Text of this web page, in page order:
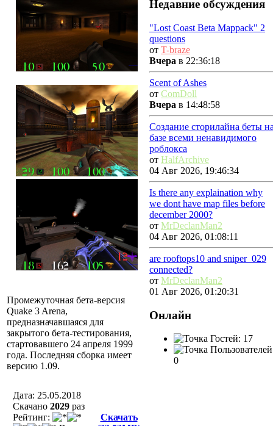
Промежуточная бета-версия
Quake 3 Arena,
предназначавшаяся для
закрытого бета-тестирования,
стартовавшего 24 апреля 1999
года. Последняя сборка имеет
версию 1.09.
Дата: 25.05.2018
Скачано 2029 раз
Рейтинг:
Скачать
Недавние обсуждения
"Lost Coast Beta Mappack" 2
questions
от T-braze
Вчера в 22:36:18
Scent of Ashes
от ComDoll
Вчера в 14:48:58
Создание сторилайна беты
базе всеми ненавидимого
роблокса
от HalfArchive
04 Авг 2026, 19:46:34
Is there any explaination why
we dont have map files before
december 2000?
от MrDeclanMan2
04 Авг 2026, 01:08:11
are rooftops10 and sniper_029
connected?
от MrDeclanMan2
01 Авг 2026, 01:20:31
Онлайн
Гостей: 17
0